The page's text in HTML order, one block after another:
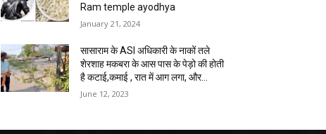
Ram temple ayodhya
January 21, 2024
सासाराम के ASI अधिकारी के नाकों तले
शेरशाह मकबरा के आस पास के पेड़ो की होती
है कटाई,कमाई , रात में आग लगा, और...
June 12, 2023